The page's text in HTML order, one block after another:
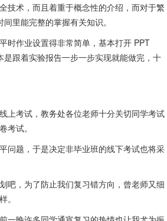
技术，而且着重于概念性的介绍，而对于繁
里能完整的掌握有关知识。
时作业设置得非常简单，基本打开 PPT
跟着实验报告一步一步实现就能做完，十
上考试，教务处各位老师十分关切同学考试
考试。
问题，于是决定非毕业班的线下考试也将采
吧，为了防止我们复习错方向，曾老师又细
。